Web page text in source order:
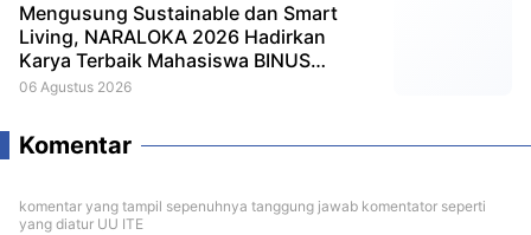
Mengusung Sustainable dan Smart
Living, NARALOKA 2026 Hadirkan
Karya Terbaik Mahasiswa BINUS
@Malang
06 Agustus 2026
Komentar
komentar yang tampil sepenuhnya tanggung jawab komentator seperti
yang diatur UU ITE